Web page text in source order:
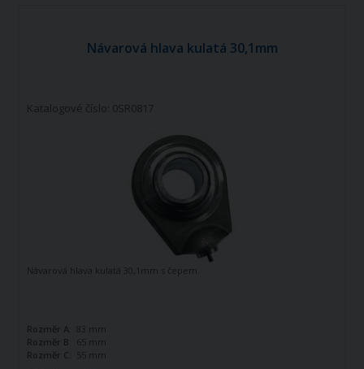
Návarová hlava kulatá 30,1mm
Katalogové číslo: 0SR0817
Návarová hlava kulatá 30,1mm s čepem.
Rozměr A:
83 mm
Rozměr B: 65 mm
Rozměr C:
55 mm